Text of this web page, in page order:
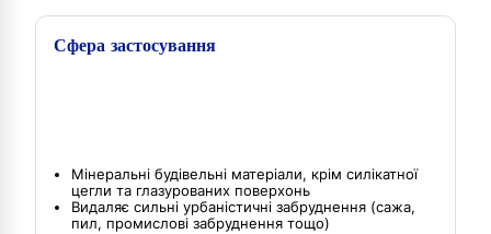
Сфера застосування
Мінеральні будівельні матеріали, крім силікатної
цегли та глазурованих поверхонь
Видаляє сильні урбаністичні забруднення (сажа,
пил, промислові забруднення тощо)